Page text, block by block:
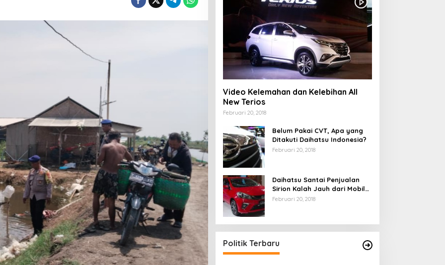
Video Kelemahan dan Kelebihan All
New Terios
Februari 20, 2018
Belum Pakai CVT, Apa yang
Ditakuti Daihatsu Indonesia?
Februari 20, 2018
Daihatsu Santai Penjualan
Sirion Kalah Jauh dari Mobil
LCGC
Februari 20, 2018
Politik Terbaru